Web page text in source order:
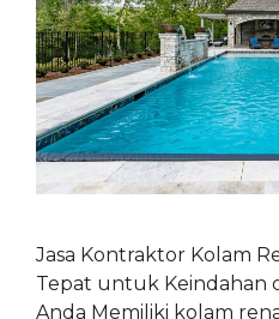
Jasa Kontraktor Kolam
Tepat untuk Keindahan
Anda Memiliki kolam